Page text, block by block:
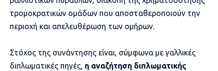
τρομοκρατικών ομάδων που αποσταθεροποιούν την
περιοχή και απελευθέρωση των ομήρων.
Στόχος της συνάντησης είναι, σύμφωνα με γαλλικές
διπλωματικές πηγές, η αναζήτηση διπλωματικής